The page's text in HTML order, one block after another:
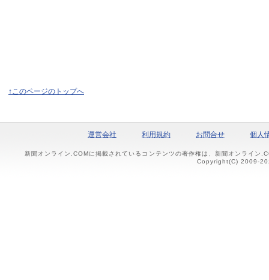
↑このページのトップへ
運営会社 利用規約 お問合せ 個人
新聞オンライン.COMに掲載されているコンテンツの著作権は、新聞オンライン
Copyright(C) 2009-